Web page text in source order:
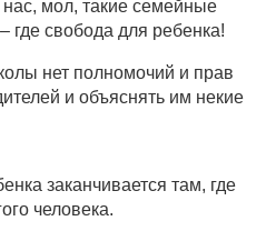
нас, мол, такие семейные
где свобода для ребенка!
нет полномочий и прав
и объяснять им некие
заканчивается там, где
человека.